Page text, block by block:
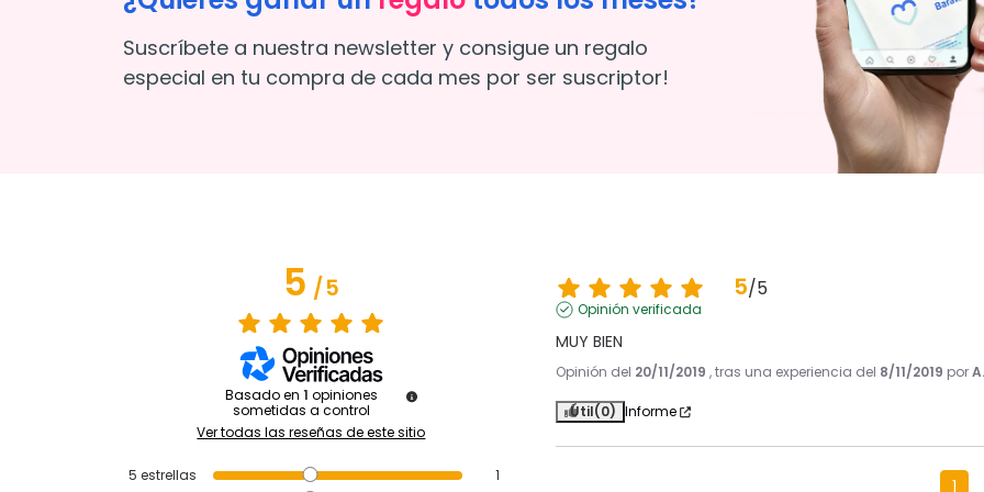
Suscríbete a nuestra newsletter y consigue un regalo
especial en tu compra de cada mes por ser suscriptor!
5/5
Basado en 1 opiniones
sometidas a control
Ver todas las reseñas de este sitio
5 estrellas
1
5/5
Opinión verificada
MUY BIEN
Opinión del 20/11/2019 , tras una experiencia del 8/11/2019 por
Útil(0) Informe
1